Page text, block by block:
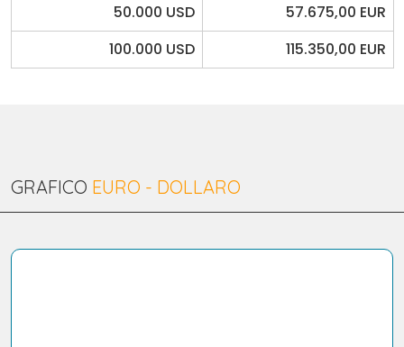
50.000 USD
57.675,00 EUR
100.000 USD
115.350,00 EUR
GRAFICO EURO - DOLLARO